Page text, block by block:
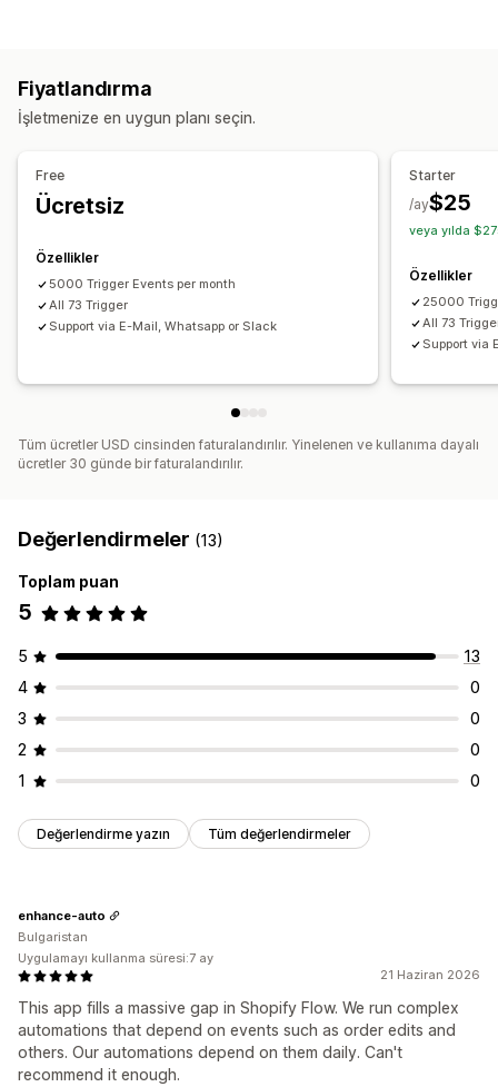
Ödeme durumu Ürün etiketleri
Fiyatlandırma
İşletmenize en uygun planı seçin.
Free
Ücretsiz
Özellikler
5000 Trigger Events per month
All 73 Trigger
Support via E-Mail, Whatsapp or Slack
Starter
$25
/ay
veya yılda
Özellikler
25000
All 73
Support via
Tüm ücretler USD cinsinden faturalandırılır. Yinelenen ve kullanıma dayalı
ücretler 30 günde bir faturalandırılır.
Değerlendirmeler (13)
Toplam puan
5
5
13
4
0
3
0
2
0
1
0
Değerlendirme yazın Tüm değerlendirmeler
21 Haziran 2026
This app fills a massive gap in Shopify Flow. We run complex
automations that depend on events such as order edits and
others. Our automations depend on them daily. Can't
recommend it enough.
enhance-auto
Bulgaristan
Uygulamayı kullanma süresi:7 ay